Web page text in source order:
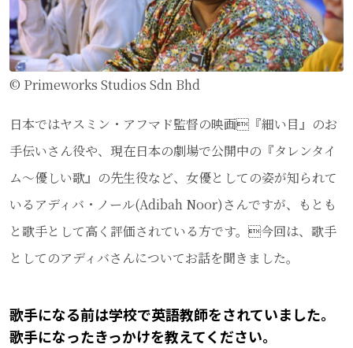
© Primeworks Studios Sdn Bhd
日本ではヤスミン・アフマド監督の映画『細い目』のお
手伝いさん役や、現在日本の劇場で公開中の『タレンタイ
ム～優しい歌』の先生役など、女優としての姿が知られて
いるアディバ・ノール(Adibah Noor)さんですが、もとも
と歌手として高く評価されている方です。今回は、歌手
としてのアディバさんについてお話を聞きました。
歌手になる前は学校で英語教師をされていました。
歌手になったきっかけを教えてください。